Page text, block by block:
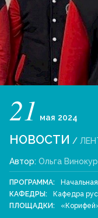
21 мая 2024
НОВОСТИ /
Автор: Ольга
ПРОГРАММА:
КАФЕДРЫ:
Кафедра
ПЛОЩАДКИ: